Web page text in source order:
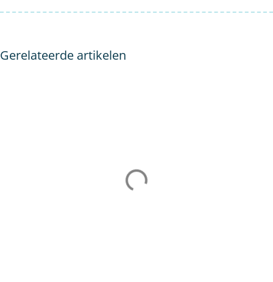
Gerelateerde artikelen